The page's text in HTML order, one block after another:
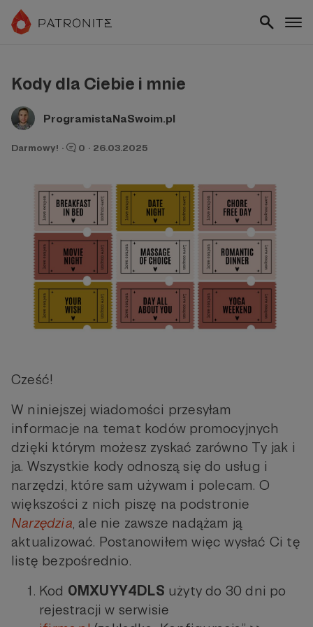
Kody dla Ciebie i mnie
ProgramistaNaSwoim.pl
Darmowy! · 0 · 26.03.2025
Cześć!
W niniejszej wiadomości przesyłam
informacje na temat kodów promocyjnych
dzięki którym możesz zyskać zarówno Ty jak i
ja. Wszystkie kody odnoszą się do usług i
narzędzi, które sam używam i polecam. O
większości z nich piszę na podstronie
Narzędzia, ale nie zawsze nadążam ją
aktualizować. Postanowiłem więc wysłać Ci tę
listę bezpośrednio.
Kod 0MXUYY4DLS użyty do 30 dni po
rejestracji w serwisie